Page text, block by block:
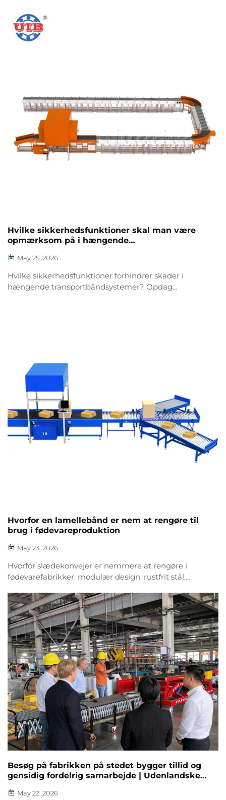
teamsupport lagt en solid grundlag for vores stabile
udvikling og global markedsudvidelse...
Hvilke sikkerhedsfunktioner skal man være
opmærksom på i hængende
May 25, 2026
Hvilke sikkerhedsfunktioner forhindrer skader i
hængende transportbåndsystemer? Opdag
Hvorfor en lamellebånd er nem at rengøre til
brug i fødevareproduktion
May 23, 2026
Hvorfor slædekonvejer er nemmere at rengøre i
fødevarefabrikker: modulær design, rustfrit stål,
hygiejnen og bestå revisioner – få din liste til
vandrensning.
Besøg på fabrikken på stedet bygger tillid og
gensidig fordelrig samarbejde | Udenlandske
May 22, 2026